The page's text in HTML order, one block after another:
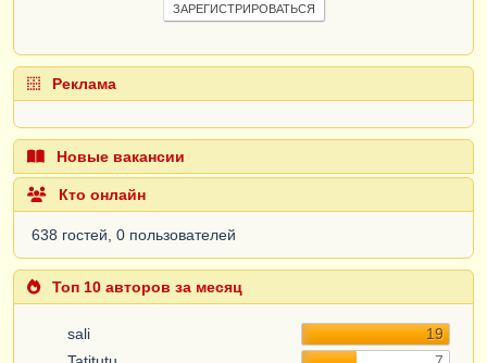
ЗАРЕГИСТРИРОВАТЬСЯ
Реклама
Новые вакансии
Кто онлайн
638 гостей, 0 пользователей
Топ 10 авторов за месяц
sali
19